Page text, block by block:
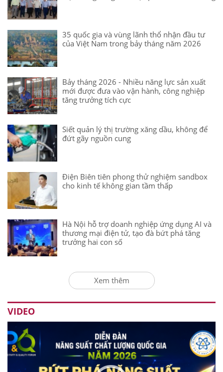
35 quốc gia và vùng lãnh thổ nhận đầu tư
của Việt Nam trong bảy tháng năm 2026
Bảy tháng 2026 - Nhiều năng lực sản xuất
mới được đưa vào vận hành, công nghiệp
tăng trưởng tích cực
Siết quản lý thị trường xăng dầu, không để
đứt gãy nguồn cung
Điện Biên tiên phong thử nghiệm sandbox
cho kinh tế không gian tầm thấp
Hà Nội hỗ trợ doanh nghiệp ứng dụng AI và
thương mại điện tử, tạo đà bứt phá tăng
trưởng hai con số
Xem thêm
VIDEO